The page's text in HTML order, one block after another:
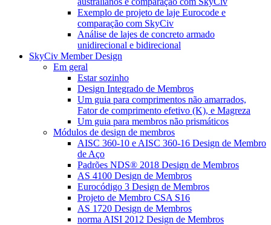
Exemplo de projeto de laje Eurocode e
comparação com SkyCiv
Análise de lajes de concreto armado
unidirecional e bidirecional
SkyCiv Member Design
Em geral
Estar sozinho
Design Integrado de Membros
Um guia para comprimentos não amarrados,
Fator de comprimento efetivo (K), e Magreza
Um guia para membros não prismáticos
Módulos de design de membros
AISC 360-10 e AISC 360-16 Design de Membro
de Aço
Padrões NDS® 2018 Design de Membros
AS 4100 Design de Membros
Eurocódigo 3 Design de Membros
Projeto de Membro CSA S16
AS 1720 Design de Membros
norma AISI 2012 Design de Membros